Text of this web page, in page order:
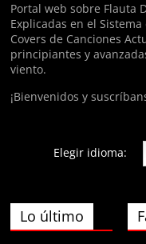
Anónimo140974
ФЯща
Portal web sobre Flauta
Explicadas en el
Covers de Canciones
principiantes y
viento.
¡Bienvenidos y
Elegir idioma:
Lo último